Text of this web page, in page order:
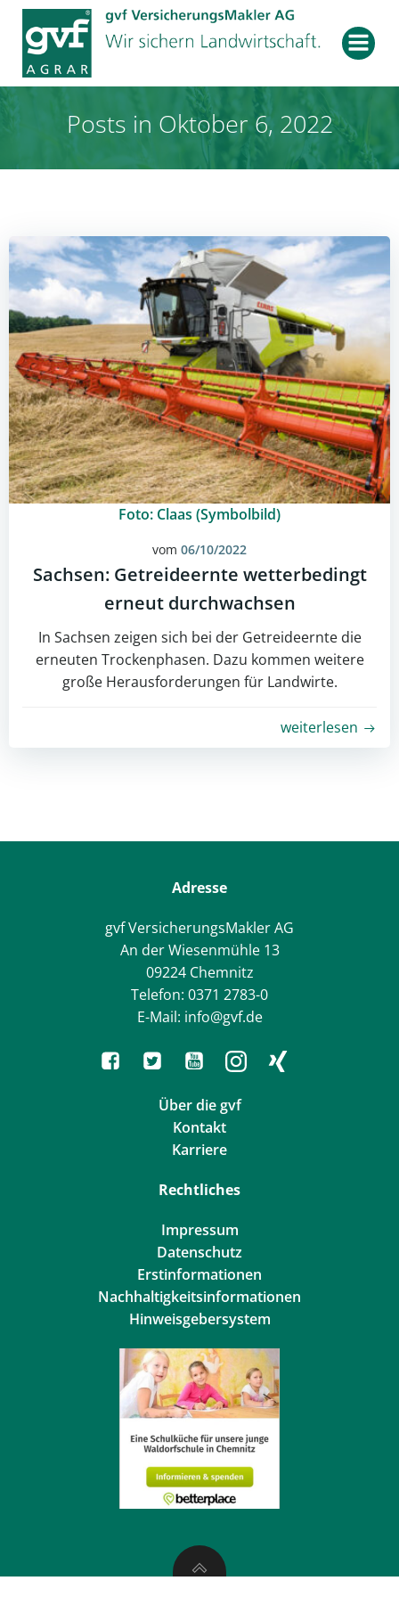
Zum
Inhalt
springen
Posts in Oktober 6, 2022
Foto: Claas (Symbolbild)
vom 06/10/2022
Sachsen: Getreideernte wetterbedingt
erneut durchwachsen
In Sachsen zeigen sich bei der Getreideernte die
erneuten Trockenphasen. Dazu kommen weitere
große Herausforderungen für Landwirte.
weiterlesen
Adresse
gvf VersicherungsMakler AG
An der Wiesenmühle 13
09224 Chemnitz
Telefon: 0371 2783-0
E-Mail: info@gvf.de
Über die gvf
Kontakt
Karriere
Rechtliches
Impressum
Datenschutz
Erstinformationen
Nachhaltigkeitsinformationen
Hinweisgebersystem